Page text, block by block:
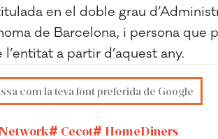
en el doble grau
de Barcelona, i persona que
de l’entitat a partir
com la teva font preferida de Google
Cecot HomeDiners